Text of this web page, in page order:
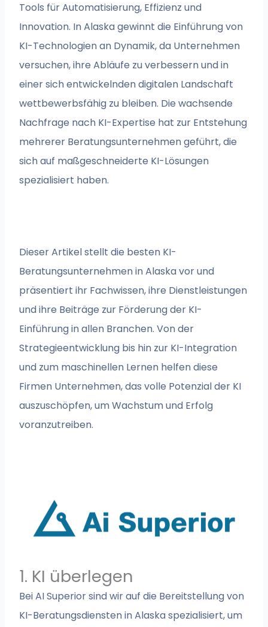
Tools für Automatisierung, Effizienz und
Innovation. In Alaska gewinnt die Einführung von
KI-Technologien an Dynamik, da Unternehmen
versuchen, ihre Abläufe zu verbessern und in
einer sich entwickelnden digitalen Landschaft
wettbewerbsfähig zu bleiben. Die wachsende
Nachfrage nach KI-Expertise hat zur Entstehung
mehrerer Beratungsunternehmen geführt, die
sich auf maßgeschneiderte KI-Lösungen
spezialisiert haben.
Dieser Artikel stellt die besten KI-
Beratungsunternehmen in Alaska vor und
präsentiert ihr Fachwissen, ihre Dienstleistungen
und ihre Beiträge zur Förderung der KI-
Einführung in allen Branchen. Von der
Strategieentwicklung bis hin zur KI-Integration
und zum maschinellen Lernen helfen diese
Firmen Unternehmen, das volle Potenzial der KI
auszuschöpfen, um Wachstum und Erfolg
voranzutreiben.
1. KI überlegen
Bei AI Superior sind wir auf die Bereitstellung von
KI-Beratungsdiensten in Alaska spezialisiert, um